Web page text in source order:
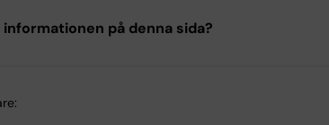
på denna sida?